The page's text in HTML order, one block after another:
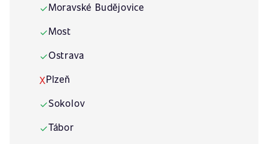
✓Moravské Budějovice
✓Most
✓Ostrava
XPlzeň
✓Sokolov
✓Tábor